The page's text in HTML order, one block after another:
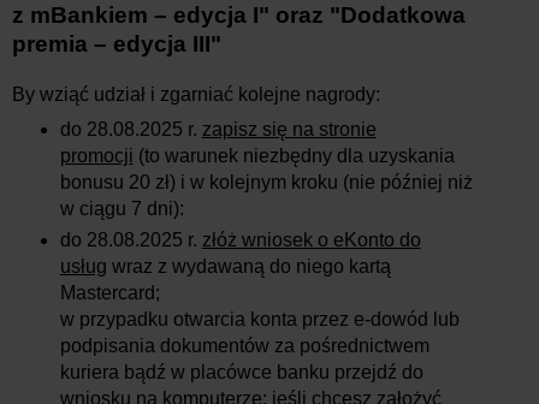
z mBankiem – edycja I" oraz "Dodatkowa
premia – edycja III"
By wziąć udział i zgarniać kolejne nagrody:
do 28.08.2025 r. zapisz się na stronie
promocji (to warunek niezbędny dla uzyskania
bonusu 20 zł) i w kolejnym kroku (nie później niż
w ciągu 7 dni):
do 28.08.2025 r. złóż wniosek o eKonto do
usług wraz z wydawaną do niego kartą
Mastercard;
w przypadku otwarcia konta przez e-dowód lub
podpisania dokumentów za pośrednictwem
kuriera bądź w placówce banku przejdź do
wniosku na komputerze; jeśli chcesz założyć